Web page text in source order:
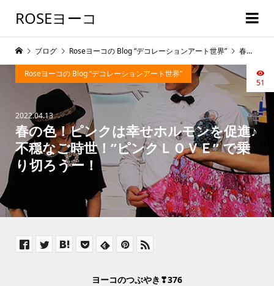
ROSEヨーコ
2022.04.13
春の色！ピンクは幸せホルモンを促進♪
不穏なご時世！”ピンクＬＯＶＥ” で乗
り切ろうー！
Roseヨーコの Blog “デコレーションアート世界”
51
ブログ Roseヨーコの Blog “デコレーションアート世界” 春の色！ピンクは幸せホルモンを促進♪不穏なご時世！”ピンクＬＯＶＥ” で乗り切ろうー！
ヨーコのつぶやき❣376